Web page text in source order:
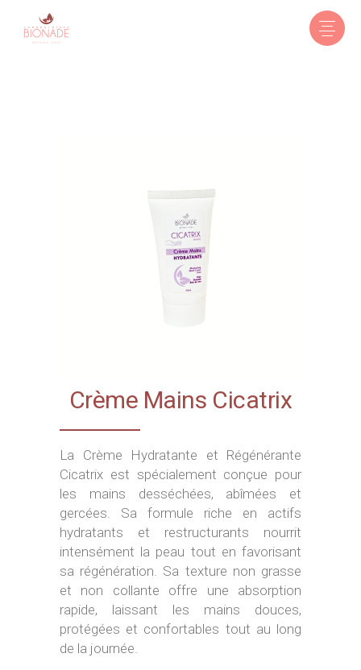
Crème Mains Cicatrix
La Crème Hydratante et Régénérante
Cicatrix est spécialement conçue pour
les mains desséchées, abîmées et
gercées. Sa formule riche en actifs
hydratants et restructurants nourrit
intensément la peau tout en favorisant
sa régénération. Sa texture non grasse
et non collante offre une absorption
rapide, laissant les mains douces,
protégées et confortables tout au long
de la journée.